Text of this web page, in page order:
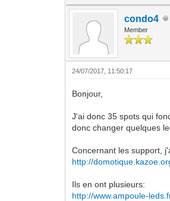
condo4
Member
24/07/2017, 11:50:17
Bonjour,
J'ai donc 35 spots qui
donc changer quelques
Concernant les support,
http://
Ils en ont plusieurs:
http://www.ampoule-